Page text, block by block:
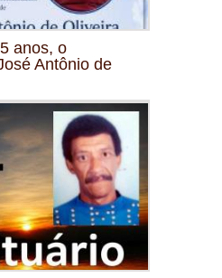
anos, o
Antônio de